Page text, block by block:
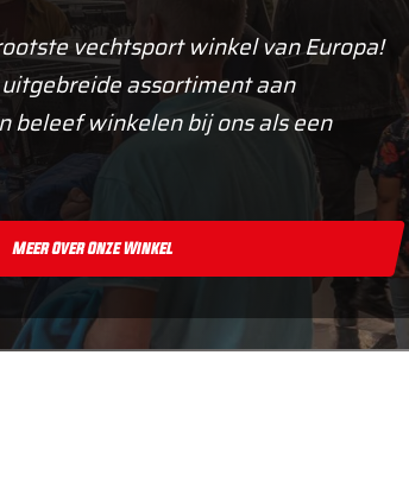
vechtsport winkel van Europa!
assortiment aan
beleef winkelen bij ons als een
Meer Over Onze Winkel